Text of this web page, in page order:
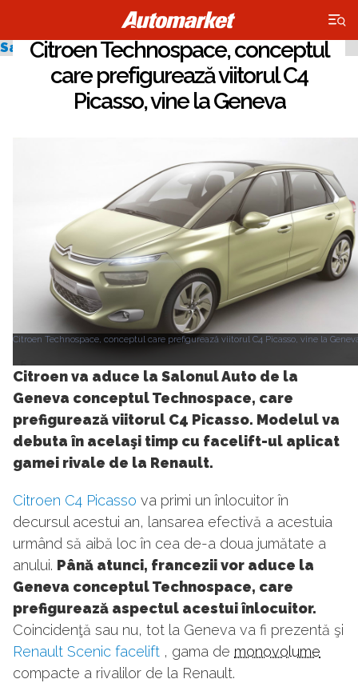
×
Salonul Auto de la Geneva 2013
Citroen Technospace, conceptul
care prefigurează viitorul C4
Picasso, vine la Geneva
Citroen Technospace, conceptul care prefigurează viitorul C4 Picasso, vine la
5
Citroen va aduce la Salonul Auto de la
Geneva conceptul Technospace, care
prefigurează viitorul C4 Picasso. Modelul va
debuta în acelaşi timp cu facelift-ul aplicat
gamei rivale de la Renault.
Citroen C4 Picasso va primi un înlocuitor în
decursul acestui an, lansarea efectivă a acestuia
urmând să aibă loc în cea de-a doua jumătate a
anului. Până atunci, francezii vor aduce la
Geneva conceptul Technospace, care
prefigurează aspectul acestui înlocuitor.
Coincidenţă sau nu, tot la Geneva va fi prezentă şi
Renault Scenic facelift , gama de monovolume
compacte a rivalilor de la Renault.